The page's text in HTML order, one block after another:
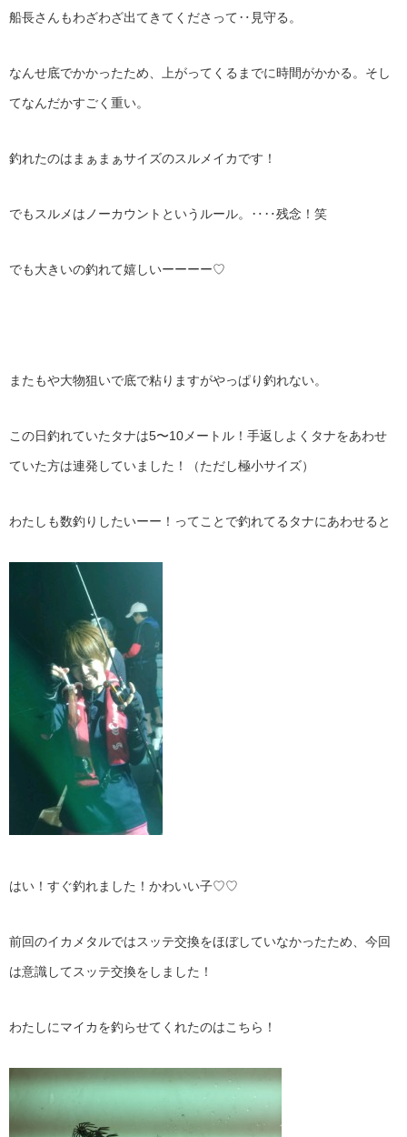
船長さんもわざわざ出てきてくださって‥見守る。
なんせ底でかかったため、上がってくるまでに時間がかかる。そし
てなんだかすごく重い。
釣れたのはまぁまぁサイズのスルメイカです！
でもスルメはノーカウントというルール。‥‥残念！笑
でも大きいの釣れて嬉しいーーーー♡
またもや大物狙いで底で粘りますがやっぱり釣れない。
この日釣れていたタナは5〜10メートル！手返しよくタナをあわせ
ていた方は連発していました！（ただし極小サイズ）
わたしも数釣りしたいーー！ってことで釣れてるタナにあわせると
はい！すぐ釣れました！かわいい子♡♡
前回のイカメタルではスッテ交換をほぼしていなかったため、今回
は意識してスッテ交換をしました！
わたしにマイカを釣らせてくれたのはこちら！